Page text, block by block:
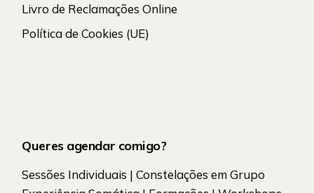
Livro de Reclamações Online
Política de Cookies (UE)
Queres agendar comigo?
Sessões Individuais | Constelações em Grupo